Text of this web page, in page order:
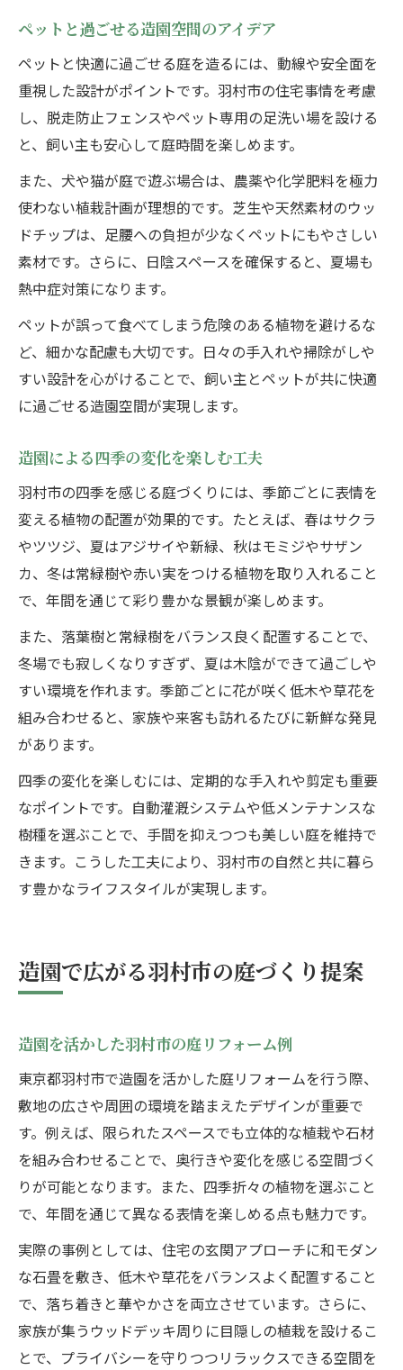
ペットと過ごせる造園空間のアイデア
ペットと快適に過ごせる庭を造るには、動線や安全面を
重視した設計がポイントです。羽村市の住宅事情を考慮
し、脱走防止フェンスやペット専用の足洗い場を設ける
と、飼い主も安心して庭時間を楽しめます。
また、犬や猫が庭で遊ぶ場合は、農薬や化学肥料を極力
使わない植栽計画が理想的です。芝生や天然素材のウッ
ドチップは、足腰への負担が少なくペットにもやさしい
素材です。さらに、日陰スペースを確保すると、夏場も
熱中症対策になります。
ペットが誤って食べてしまう危険のある植物を避けるな
ど、細かな配慮も大切です。日々の手入れや掃除がしや
すい設計を心がけることで、飼い主とペットが共に快適
に過ごせる造園空間が実現します。
造園による四季の変化を楽しむ工夫
羽村市の四季を感じる庭づくりには、季節ごとに表情を
変える植物の配置が効果的です。たとえば、春はサクラ
やツツジ、夏はアジサイや新緑、秋はモミジやサザン
カ、冬は常緑樹や赤い実をつける植物を取り入れること
で、年間を通じて彩り豊かな景観が楽しめます。
また、落葉樹と常緑樹をバランス良く配置することで、
冬場でも寂しくなりすぎず、夏は木陰ができて過ごしや
すい環境を作れます。季節ごとに花が咲く低木や草花を
組み合わせると、家族や来客も訪れるたびに新鮮な発見
があります。
四季の変化を楽しむには、定期的な手入れや剪定も重要
なポイントです。自動灌漑システムや低メンテナンスな
樹種を選ぶことで、手間を抑えつつも美しい庭を維持で
きます。こうした工夫により、羽村市の自然と共に暮ら
す豊かなライフスタイルが実現します。
造園で広がる羽村市の庭づくり提案
造園を活かした羽村市の庭リフォーム例
東京都羽村市で造園を活かした庭リフォームを行う際、
敷地の広さや周囲の環境を踏まえたデザインが重要で
す。例えば、限られたスペースでも立体的な植栽や石材
を組み合わせることで、奥行きや変化を感じる空間づく
りが可能となります。また、四季折々の植物を選ぶこと
で、年間を通じて異なる表情を楽しめる点も魅力です。
実際の事例としては、住宅の玄関アプローチに和モダン
な石畳を敷き、低木や草花をバランスよく配置すること
で、落ち着きと華やかさを両立させています。さらに、
家族が集うウッドデッキ周りに目隠しの植栽を設けるこ
とで、プライバシーを守りつつリラックスできる空間を